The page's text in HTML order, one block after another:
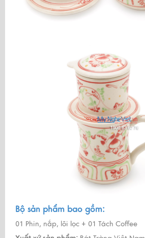
Bộ sản phẩm bao gồm:
01 Phin, nắp, lõi lọc + 01 Tách Coffee